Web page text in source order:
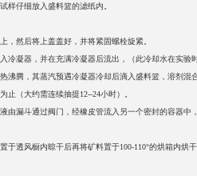
试样仔细放入盛料篮的滤纸内。
上，然后将上盖盖好，并将紧固螺栓旋紧。
入冷凝器，并在充满冷凝器后流出，（此冷却水在
沸腾，其蒸汽预遇冷凝器冷却后滴入盛料篮，溶剂
为止（大约需连续抽提12--24小时）。
由漏斗通过阀门，经橡皮管流入另一个密封的容器
于透风橱内晾干后再将矿料置于100-110°的烘箱内烘